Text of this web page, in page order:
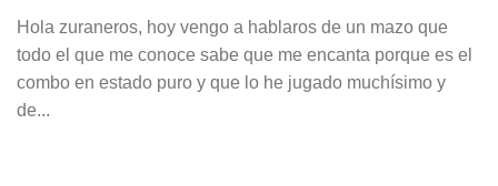
Hola zuraneros, hoy vengo a hablaros de un mazo que
todo el que me conoce sabe que me encanta porque es el
combo en estado puro y que lo he jugado muchísimo y
de...